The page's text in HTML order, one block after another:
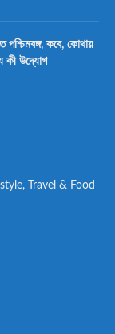
পশ্চিমবঙ্গ, কবে, কোথায়
কী উদ্যোগ
Travel & Food